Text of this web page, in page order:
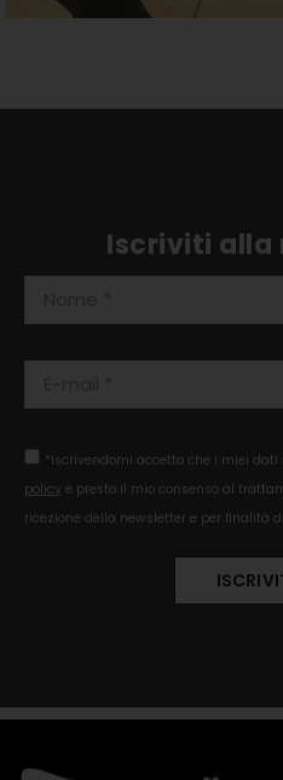
Iscriviti alla
*Iscrivendomi accetto che i miei
policy e presto il mio consenso al
ricezione della newsletter e per finalità